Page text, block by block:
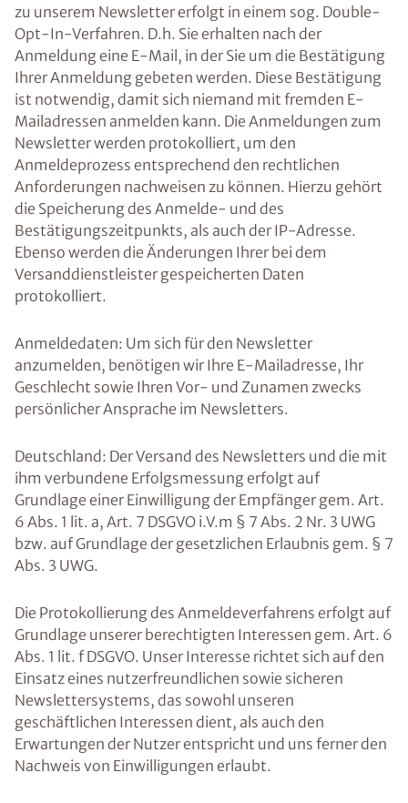
zu unserem Newsletter erfolgt in einem sog. Double-
Opt-In-Verfahren. D.h. Sie erhalten nach der
Anmeldung eine E-Mail, in der Sie um die Bestätigung
Ihrer Anmeldung gebeten werden. Diese Bestätigung
ist notwendig, damit sich niemand mit fremden E-
Mailadressen anmelden kann. Die Anmeldungen zum
Newsletter werden protokolliert, um den
Anmeldeprozess entsprechend den rechtlichen
Anforderungen nachweisen zu können. Hierzu gehört
die Speicherung des Anmelde- und des
Bestätigungszeitpunkts, als auch der IP-Adresse.
Ebenso werden die Änderungen Ihrer bei dem
Versanddienstleister gespeicherten Daten
protokolliert.
Anmeldedaten: Um sich für den Newsletter
anzumelden, benötigen wir Ihre E-Mailadresse, Ihr
Geschlecht sowie Ihren Vor- und Zunamen zwecks
persönlicher Ansprache im Newsletters.
Deutschland: Der Versand des Newsletters und die mit
ihm verbundene Erfolgsmessung erfolgt auf
Grundlage einer Einwilligung der Empfänger gem. Art.
6 Abs. 1 lit. a, Art. 7 DSGVO i.V.m § 7 Abs. 2 Nr. 3 UWG
bzw. auf Grundlage der gesetzlichen Erlaubnis gem. § 7
Abs. 3 UWG.
Die Protokollierung des Anmeldeverfahrens erfolgt auf
Grundlage unserer berechtigten Interessen gem. Art. 6
Abs. 1 lit. f DSGVO. Unser Interesse richtet sich auf den
Einsatz eines nutzerfreundlichen sowie sicheren
Newslettersystems, das sowohl unseren
geschäftlichen Interessen dient, als auch den
Erwartungen der Nutzer entspricht und uns ferner den
Nachweis von Einwilligungen erlaubt.